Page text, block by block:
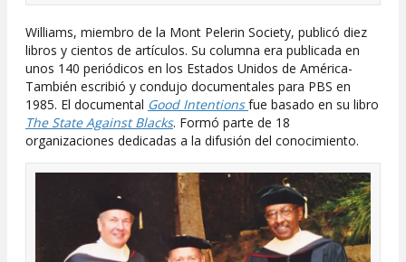
Williams, miembro de la Mont Pelerin Society, publicó diez
libros y cientos de artículos. Su columna era publicada en
unos 140 periódicos en los Estados Unidos de América-
También escribió y condujo documentales para PBS en
1985. El documental Good Intentions fue basado en su libro
The State Against Blacks. Formó parte de 18
organizaciones dedicadas a la difusión del conocimiento.